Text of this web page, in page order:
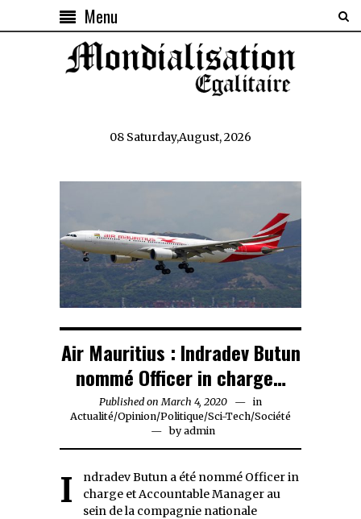
Menu
08 Saturday,August, 2026
Air Mauritius : Indradev Butun
nommé Officer in charge…
Published on March 4, 2020 March
4,
in
Actualité/Opinion/Politique/Sci-Tech/Société
byadmin
Indradev Butun a été nommé Officer in
charge et Accountable Manager au
sein de la compagnie nationale